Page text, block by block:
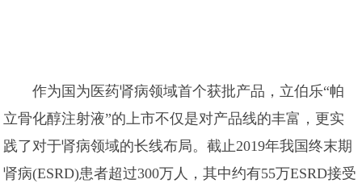
作为国为医药肾病领域首个获批产品，立伯乐“帕
立骨化醇注射液”的上市不仅是对产品线的丰富，更实
践了对于肾病领域的长线布局。截止2019年我国终末期
肾病(ESRD)患者超过300万人，其中约有55万ESRD接受